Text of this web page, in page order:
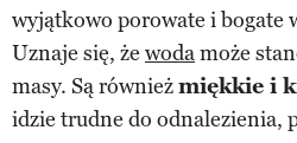
wyjątkowo porowate i bogate
Uznaje się, że wodamoże
masy. Są równieżmiękkie i
idzie trudne do odnalezienia,